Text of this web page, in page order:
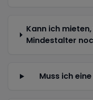
Kann ich
Mindestalter
Muss ich